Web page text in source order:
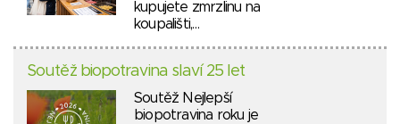
kupujete zmrzlinu na
koupališti,…
Soutěž biopotravina slaví 25 let
Soutěž Nejlepší
biopotravina roku je